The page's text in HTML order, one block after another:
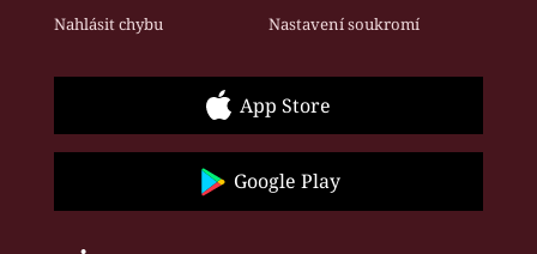
Nahlásit chybu Nastavení soukromí
App Store
Google Play